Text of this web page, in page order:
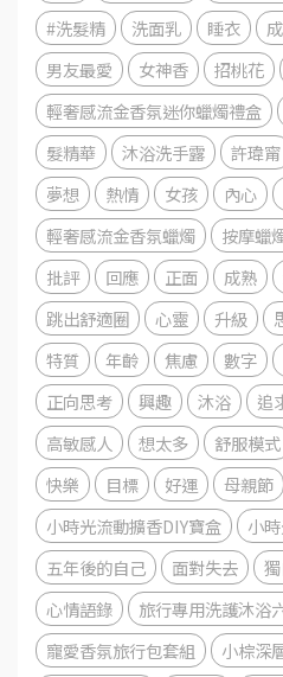
#洗髮精
洗面乳 睡衣
男友最愛
女神香 招桃花
輕奢感流金香氛迷你蠟燭禮盒
髮精華
沐浴洗手露 許瑋甯
夢想
熱情 女孩 內心
輕奢感流金香氛蠟燭
按摩蠟
批評
回應 正面 成熟
跳出舒適圈
心靈 升級
特質
年齡 焦慮 數字
正向思考
興趣 沐浴 追
高敏感人
想太多 舒服模式
快樂
目標 好運 母親節
小時光流動擴香DIY寶盒
小
五年後的自己
面對失去
心情語錄
旅行專用洗護沐浴
寵愛香氛旅行包套組
小棕深